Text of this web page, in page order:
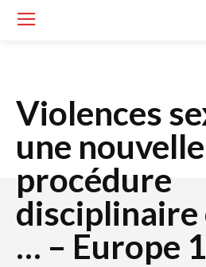
Violences
une nouvelle
procédure
… – Europe 1